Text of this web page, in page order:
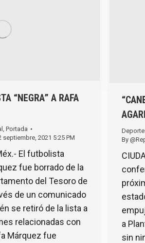
“NEGRA” A RAFA
Portada
septiembre, 2021 5:25 PM
El futbolista
fue borrado de la
del Tesoro de
de un comunicado
se retiró de la lista a
relacionadas con
Márquez fue
By
a
sin